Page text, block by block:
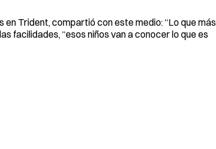
Trident, compartió con este medio: “Lo que más
facilidades, “esos niños van a conocer lo que es